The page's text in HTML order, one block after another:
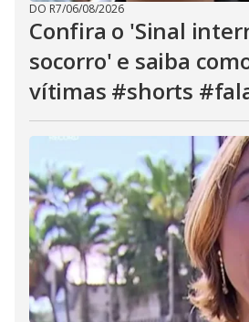
DO R7/06/08/2026
Confira o 'Sinal
socorro' e saiba
vítimas #shorts